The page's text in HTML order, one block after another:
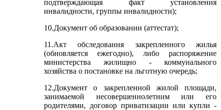
подтверждающая факт установления
инвалидности, группы инвалидности);
10.Документ об образовании (аттестат);
11.Акт обследования закрепленного жилья
(обновляется ежегодно), либо распоряжение
министерства жилищно - коммунального
хозяйства о постановке на льготную очередь;
12.Документ о закрепленной жилой площади,
занимаемой несовершеннолетним или его
родителями, договор приватизации или купли -